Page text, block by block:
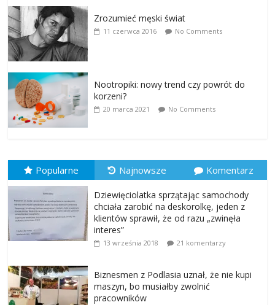
Zrozumieć męski świat
11 czerwca 2016 No Comments
Nootropiki: nowy trend czy powrót do
korzeni?
20 marca 2021 No Comments
Popularne Najnowsze Komentarz
Dziewięciolatka sprzątając samochody
chciała zarobić na deskorolkę, jeden z
klientów sprawił, że od razu „zwinęła
interes”
13 września 2018 21 komentarzy
Biznesmen z Podlasia uznał, że nie kupi
maszyn, bo musiałby zwolnić
pracowników